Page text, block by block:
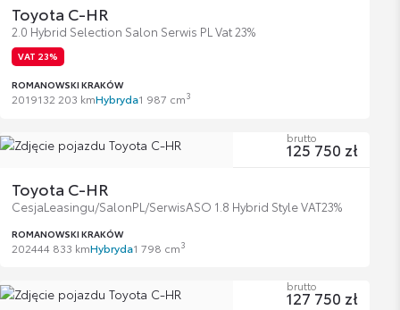
Toyota C-HR
2.0 Hybrid Selection Salon Serwis PL Vat 23%
VAT 23%
ROMANOWSKI KRAKÓW
2019132 203 kmHybryda1 987 cm3
Toyota C-HR
CesjaLeasingu/SalonPL/SerwisASO 1.8 Hybrid Style VAT23%
ROMANOWSKI KRAKÓW
202444 833 kmHybryda1 798 cm3
brutto
125 750 zł
brutto
127 750 zł